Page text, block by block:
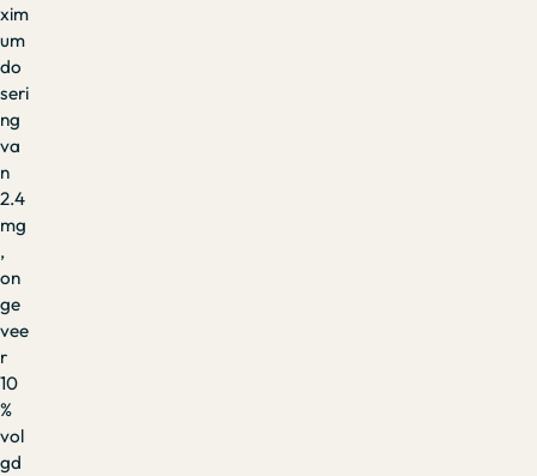
xim
um
do
seri
ng
va
n
2.4
mg
,
on
ge
vee
r
10
%
vol
gd